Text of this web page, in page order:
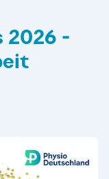
2026 -